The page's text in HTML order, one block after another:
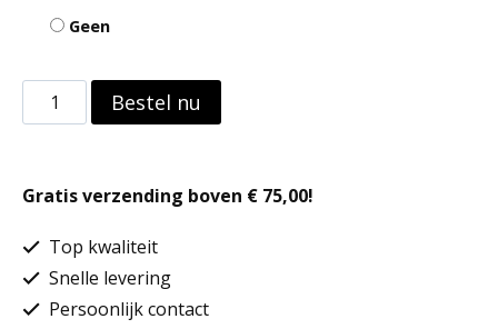
Geen
Rugzak
van
met
klep
aantal
Bestel nu
Gratis verzending boven € 75,00!
Top kwaliteit
Snelle levering
Persoonlijk contact